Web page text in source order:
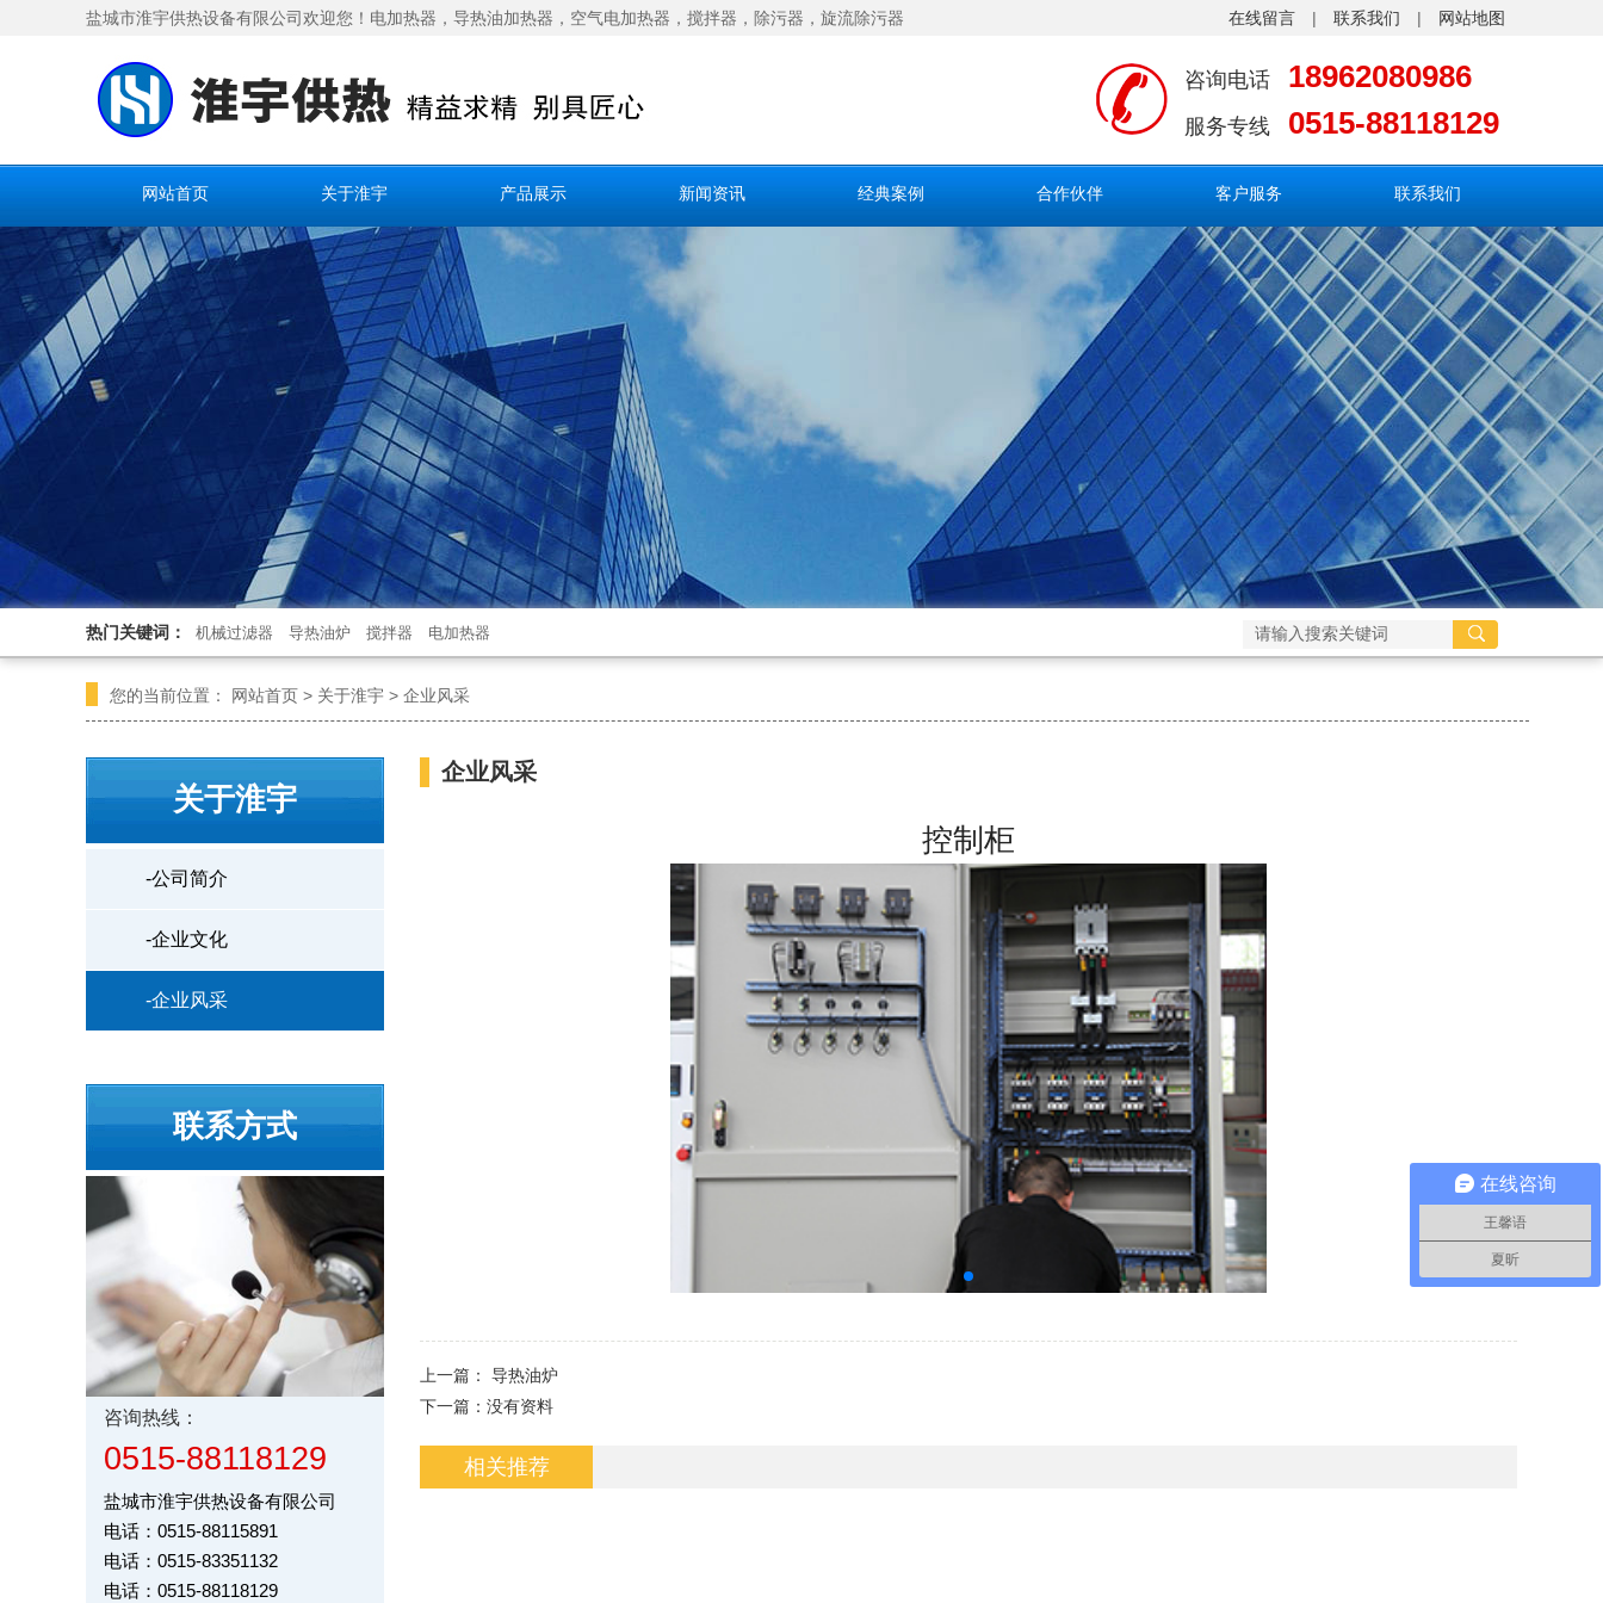
盐城市淮宇供热设备有限公司欢迎您！电加热器， 导热油加热器 ， 空气电加热器 ， 搅拌器 ， 除污器 ， 旋流除污器 在线留言 | 联系我们 | 网站地图
咨询电话 18962080986
服务专线 0515-88118129
网站首页 关于淮宇 产品展示 新闻资讯 经典案例 合作伙伴 客户服务 联系我们
热门关键词： 机械过滤器 导热油炉 搅拌器 电加热器
您的当前位置： 网站首页 > 关于淮宇 > 企业风采
关于淮宇
-公司简介
-企业文化
-企业风采
联系方式
咨询热线：
0515-88118129
盐城市淮宇供热设备有限公司
电话：0515-88115891
电话：0515-83351132
电话：0515-88118129
企业风采
控制柜
上一篇： 导热油炉
下一篇： 没有资料
相关推荐
在线咨询
王馨语
夏昕